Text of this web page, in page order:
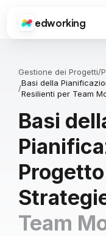
Edworking
edworking
Gestione dei Progetti/
/
Basi della
Resilienti per Team
Basi
Team